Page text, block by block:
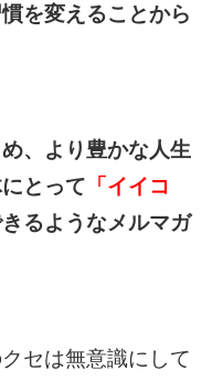
を変えることから
、より豊かな人生
とって 「イイコ
るようなメルマガ
セは無意識にして